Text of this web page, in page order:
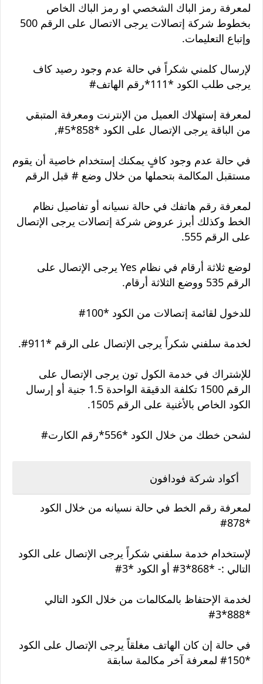
لمعرفة رمز الباك الشخصي او رمز الباك الخاص
بخطوط شركة إتصالات يرجى الاتصال على الرقم 500
وإتباع التعليمات.
لإرسال كلمني شكراً في حالة عدم وجود رصيد كاف
يرجى طلب الكود *111*رقم الهاتف#
لمعرفة إستهلاك العميل من الإنترنت ومعرفة المتبقي
من الباقة يرجى الإتصال على الكود *858*5#,
في حالة عدم وجود كافٍ يمكنك إستخدام خاصية أن يقوم
مستقبل المكالمة بتحملها من خلال وضع # قبل الرقم
لمعرفة رقم هاتفك في حالة نسيانه أو تفاصيل نظام
الخط وكذلك أبرز عروض شركة إتصالات يرجى الإتصال
على الرقم 555.
لوضع ثلاثة أرقام في نظام Yes يرجى الإتصال على
الرقم 535 ووضع الثلاثة أرقام.
للدخول لقائمة إتصالات من الكود *100#
لخدمة سلفني شكراً يرجى الإتصال على الرقم *911#.
للإشتراك في خدمة الكول تون يرجى الإتصال على
الرقم 1500 تكلفة الدقيقة الواحدة 1.5 جنية أو إرسال
الكود الخاص بالأغنية على الرقم 1505.
لشحن خطك من خلال الكود *556*رقم الكارت#
أكواد شركة فودافون
لمعرفة رقم الخط في حالة نسيانه من خلال الكود
*878#
لإستخدام خدمة سلفني شكراً يرجى الإتصال على الكود
التالي :- *868*3# أو الكود *3#
لخدمة الإحتفاظ بالمكالمات من خلال الكود التالي
*888*3#
في حالة إن كان الهاتف مغلقاً يرجى الإتصال على الكود
*150# لمعرفة آخر مكالمة سابقة